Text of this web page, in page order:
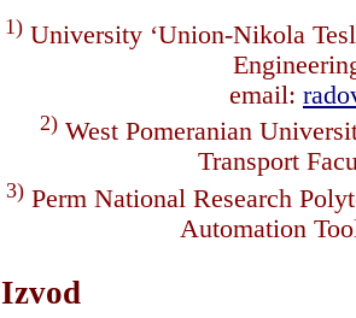
1)University ‘Union-Nikola
email:
2)West Pomeranian
Transport
3)Perm National Research
Automation
Izvod